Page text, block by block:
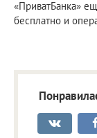
«ПриватБанка»
бесплатно и